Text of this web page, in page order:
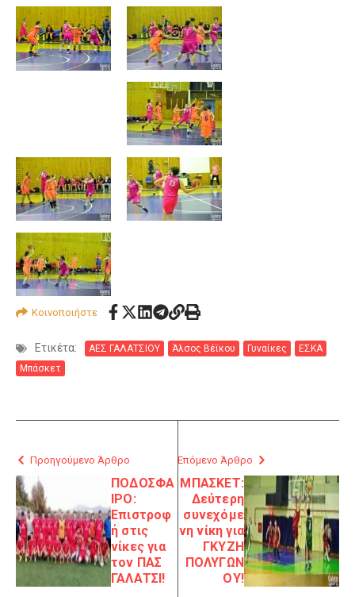
Κοινοποιήστε
Ετικέτα: ΑΕΣ ΓΑΛΑΤΣΙΟΥ Άλσος Βέϊκου Γυναίκες
ΕΣΚΑ
Μπάσκετ
Προηγούμενο Άρθρο
ΠΟΔΟΣΦΑ
ΙΡΟ:
Επιστροφ
ή στις
νίκες για
τον ΠΑΣ
ΓΑΛΑΤΣΙ!
Επόμενο Άρθρο
ΜΠΑΣΚΕΤ:
Δεύτερη
συνεχόμε
νη νίκη για
ΓΚΥΖΗ
ΠΟΛΥΓΩΝ
ΟΥ!